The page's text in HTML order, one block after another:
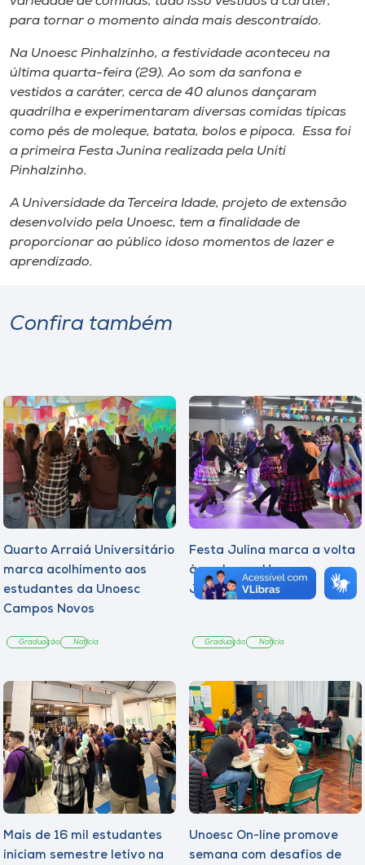
para tornar o momento ainda mais descontraído.
Na Unoesc Pinhalzinho, a festividade aconteceu na
última quarta-feira (29). Ao som da sanfona e
vestidos a caráter, cerca de 40 alunos dançaram
quadrilha e experimentaram diversas comidas típicas
como pés de moleque, batata, bolos e pipoca. Essa foi
a primeira Festa Junina realizada pela Uniti
Pinhalzinho.
A Universidade da Terceira Idade, projeto de extensão
desenvolvido pela Unoesc, tem a finalidade de
proporcionar ao público idoso momentos de lazer e
aprendizado.
Confira também
Quarto Arraiá Universitário
marca acolhimento aos
estudantes da Unoesc
Campos Novos
Graduação Notícia
Festa Julina marca a volta
às aulas na Unoesc
Joaçaba
Graduação Notícia
Mais de 16 mil estudantes
iniciam semestre letivo na
Unoesc On-line promove
semana com desafios de